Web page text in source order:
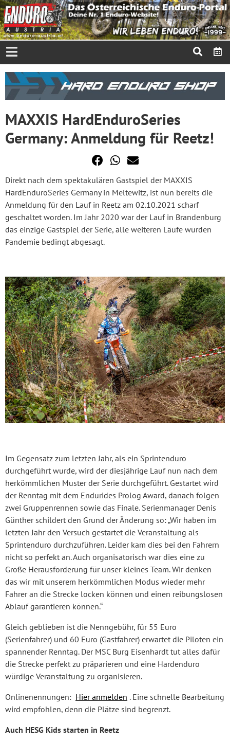
MAXXIS HardEnduroSeries
Germany: Anmeldung für Reetz!
Direkt nach dem spektakulären Gastspiel der MAXXIS
HardEnduroSeries Germany in Meltewitz, ist nun bereits die
Anmeldung für den Lauf in Reetz am 02.10.2021 scharf
geschaltet worden. Im Jahr 2020 war der Lauf in Brandenburg
das einzige Gastspiel der Serie, alle weiteren Läufe wurden
Pandemie bedingt abgesagt.
Im Gegensatz zum letzten Jahr, als ein Sprintenduro
durchgeführt wurde, wird der diesjährige Lauf nun nach dem
herkömmlichen Muster der Serie durchgeführt. Gestartet wird
der Renntag mit dem Endurides Prolog Award, danach folgen
zwei Gruppenrennen sowie das Finale. Serienmanager Denis
Günther schildert den Grund der Änderung so: „Wir haben im
letzten Jahr den Versuch gestartet die Veranstaltung als
Sprintenduro durchzuführen. Leider kam dies bei den Fahrern
nicht so perfekt an. Auch organisatorisch war dies eine zu
Große Herausforderung für unser kleines Team. Wir denken
das wir mit unserem herkömmlichen Modus wieder mehr
Fahrer an die Strecke locken können und einen reibungslosen
Ablauf garantieren können.“
Gleich geblieben ist die Nenngebühr, für 55 Euro
(Serienfahrer) und 60 Euro (Gastfahrer) erwartet die Piloten ein
spannender Renntag. Der MSC Burg Eisenhardt tut alles dafür
die Strecke perfekt zu präparieren und eine Hardenduro
würdige Veranstaltung zu organisieren.
Onlinenennungen: Hier anmelden . Eine schnelle Bearbeitung
wird empfohlen, denn die Plätze sind begrenzt.
Auch HESG Kids starten in Reetz